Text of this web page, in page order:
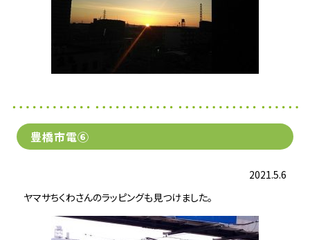
豊橋市電⑥
2021.5.6
ヤマサちくわさんのラッピングも見つけました。